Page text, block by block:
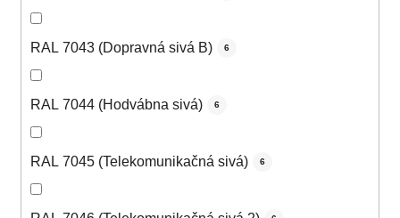
RAL 7043 (Dopravná sivá B) 6
RAL 7044 (Hodvábna sivá) 6
RAL 7045 (Telekomunikačná sivá) 6